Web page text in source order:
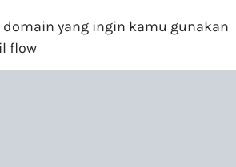
domain yang ingin kamu gunakan
flow